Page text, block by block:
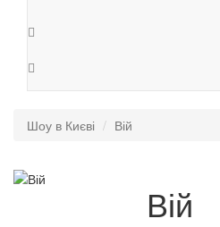
Шоу в Києві Вій
Вій